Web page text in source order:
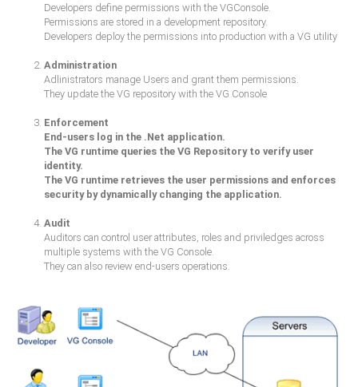
Developers define permissions with the VGConsole.
Permissions are stored in a development repository.
Developers deploy the permissions into production with a VG utility
Administration
Adlinistrators manage Users and grant them permissions.
They update the VG repository with the VG Console
Enforcement
End-users log in the .Net application.
The VG runtime queries the VG Repository to verify user
identity.
The VG runtime retrieves the user permissions and enforces
security by dynamically changing the application.
Audit
Auditors can control user attributes, roles and priviledges across
multiple systems with the VG Console.
They can also review end-users operations.